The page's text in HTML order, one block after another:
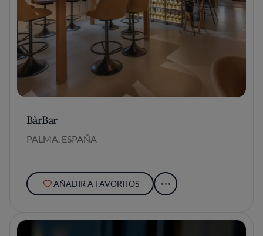
BàrBar
PALMA, ESPAÑA
AÑADIR A FAVORITOS